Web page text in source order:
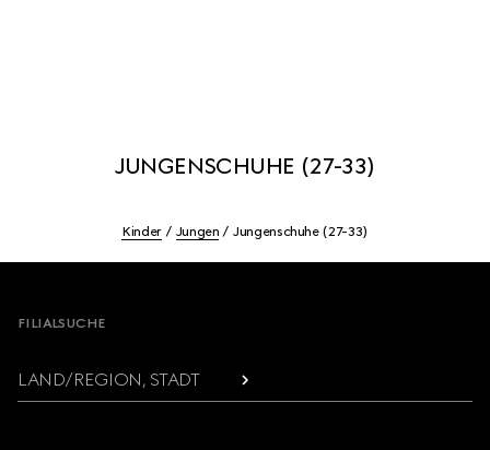
JUNGENSCHUHE (27-33)
Kinder Jungen Jungenschuhe (27-33)
FILIALSUCHE
LAND/REGION, STADT